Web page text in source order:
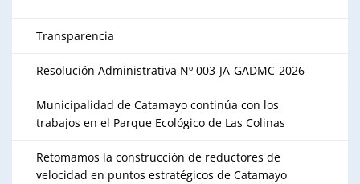
Transparencia
Resolución Administrativa Nº 003-JA-GADMC-2026
Municipalidad de Catamayo continúa con los
trabajos en el Parque Ecológico de Las Colinas
Retomamos la construcción de reductores de
velocidad en puntos estratégicos de Catamayo